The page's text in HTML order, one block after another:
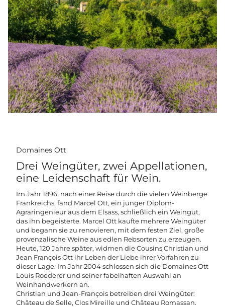
Domaines Ott
Drei Weingüter, zwei Appellationen,
eine Leidenschaft für Wein.
Im Jahr 1896, nach einer Reise durch die vielen Weinberge
Frankreichs, fand Marcel Ott, ein junger Diplom-
Agraringenieur aus dem Elsass, schließlich ein Weingut,
das ihn begeisterte. Marcel Ott kaufte mehrere Weingüter
und begann sie zu renovieren, mit dem festen Ziel, große
provenzalische Weine aus edlen Rebsorten zu erzeugen.
Heute, 120 Jahre später, widmen die Cousins Christian und
Jean François Ott ihr Leben der Liebe ihrer Vorfahren zu
dieser Lage. Im Jahr 2004 schlossen sich die Domaines Ott
Louis Roederer und seiner fabelhaften Auswahl an
Weinhandwerkern an.
Christian und Jean-François betreiben drei Weingüter:
Château de Selle, Clos Mireille und Château Romassan.